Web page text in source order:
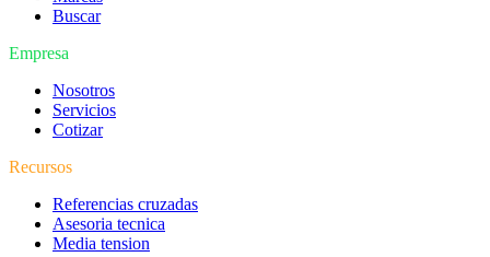
Buscar
Empresa
Nosotros
Servicios
Cotizar
Recursos
Referencias cruzadas
Asesoria tecnica
Media tension